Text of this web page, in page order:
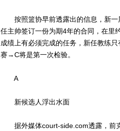
按照篮协早前透露出的信息，新一
任主帅签订一份为期4年的合同，在里
成绩上有必须完成的任务，新任教练
赛→C将是第一次检验。
A
新候选人浮出水面
据外媒体court-side.com透露，前克